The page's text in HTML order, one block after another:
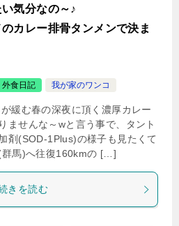
気分なの～♪
カレー排骨タンメンで決ま
外食日記 我が家のワンコ
緩む春の深夜に頂く濃厚カレー
ませんな～wと言う事で、タント
剤(SOD-1Plus)の様子も見たくて
群馬)へ往復160kmの […]
きを読む